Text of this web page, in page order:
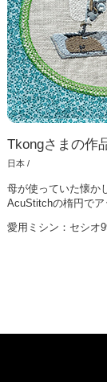
Tkongさまの作
日本 /
母が使っていた懐か
AcuStitchの楕円でア
愛用ミシン：セシオ